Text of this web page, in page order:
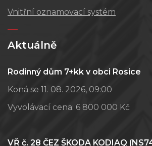
Vnitřní oznamovací systém
Aktuálně
Rodinný dům 7+kk v obci Rosice
Koná se 11. 08. 2026, 09:00
Vyvolávací cena: 6 800 000 Kč
VŘ č. 28 ČEZ ŠKODA KODIAQ